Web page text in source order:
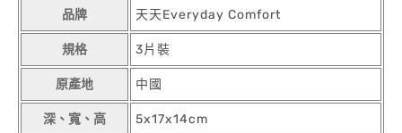
品牌 天天Everyday Comfort
規格 3片裝
原產地 中國
深、寬、高 5x17x14cm